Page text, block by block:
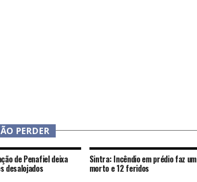
PERDER
de Penafiel deixa
desalojados
Sintra: Incêndio em prédio faz um
morto e 12 feridos